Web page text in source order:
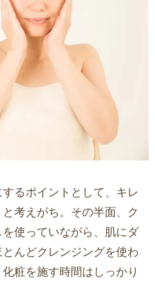
るポイントとして、キレ
考えがち。その半面、ク
使っていながら、肌にダ
んどクレンジングを使わ
粧を施す時間はしっかり